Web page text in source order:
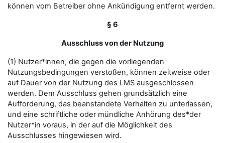
können vom Betreiber ohne Ankündigung entfernt werden.
§ 6
Ausschluss von der Nutzung
(1) Nutzer*innen, die gegen die vorliegenden
Nutzungsbedingungen verstoßen, können zeitweise oder
auf Dauer von der Nutzung des LMS ausgeschlossen
werden. Dem Ausschluss gehen grundsätzlich eine
Aufforderung, das beanstandete Verhalten zu unterlassen,
und eine schriftliche oder mündliche Anhörung des*der
Nutzer*in voraus, in der auf die Möglichkeit des
Ausschlusses hingewiesen wird.